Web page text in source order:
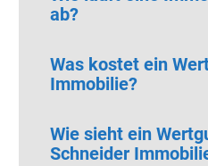
ab?
Was kostet ein
Immobilie?
Wie sieht ein
Schneider